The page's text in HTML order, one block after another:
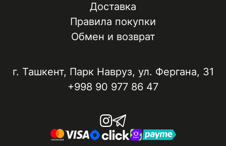
Доставка
Правила покупки
Обмен и возврат
г. Ташкент, ​Парк Навруз​, ул. Фергана, 31
+998 90 977 86 47